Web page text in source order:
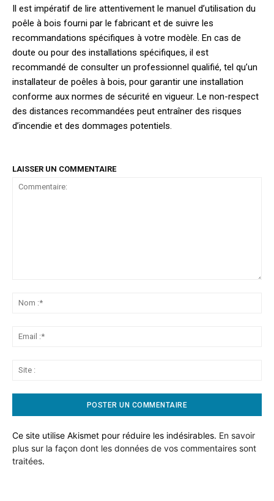
Il est impératif de lire attentivement le manuel d’utilisation du
poêle à bois fourni par le fabricant et de suivre les
recommandations spécifiques à votre modèle. En cas de
doute ou pour des installations spécifiques, il est
recommandé de consulter un professionnel qualifié, tel qu’un
installateur de poêles à bois, pour garantir une installation
conforme aux normes de sécurité en vigueur. Le non-respect
des distances recommandées peut entraîner des risques
d’incendie et des dommages potentiels.
LAISSER UN COMMENTAIRE
Ce site utilise Akismet pour réduire les indésirables. En savoir
plus sur la façon dont les données de vos commentaires sont
traitées.